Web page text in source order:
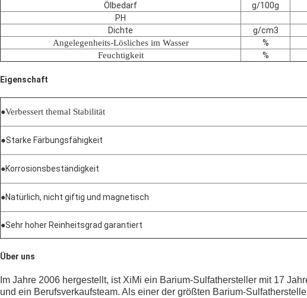
Ölbedarf
g/100g
PH
Dichte
g/cm3
Angelegenheits-Lösliches im Wasser
%
Feuchtigkeit
%
Eigenschaft
●Verbessert themal Stabilität
●Starke Färbungsfähigkeit
●Korrosionsbeständigkeit
●Natürlich, nicht giftig und magnetisch
●Sehr hoher Reinheitsgrad garantiert
Über uns
Im Jahre 2006 hergestellt, ist XiMi ein Barium-Sulfathersteller mit 17
und ein Berufsverkaufsteam. Als einer der größten Barium-